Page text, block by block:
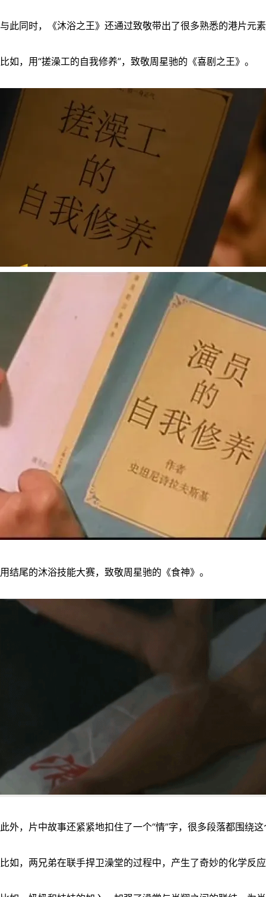
与此同时，《沐浴之王》还通过致敬带出了很多熟悉的港片元
比如，用“搓澡工的自我修养”，致敬周星驰的《喜剧之王》。
用结尾的沐浴技能大赛，致敬周星驰的《食神》。
此外，片中故事还紧紧地扣住了一个“情”字，很多段落都围绕
比如，两兄弟在联手捍卫澡堂的过程中，产生了奇妙的化学反